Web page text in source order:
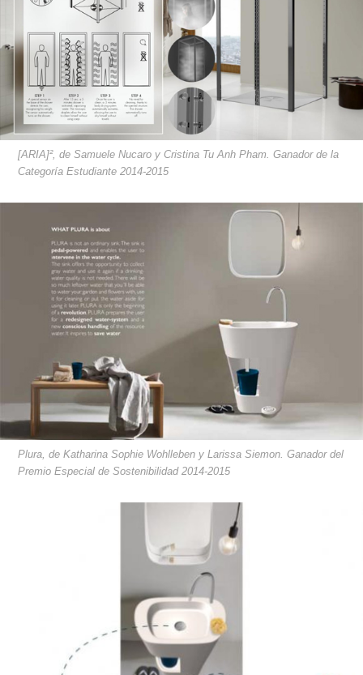
[ARIA]², de Samuele Nucaro y Cristina Tu Anh Pham. Ganador de la
Categoría Estudiante 2014-2015
Plura, de Katharina Sophie Wohlleben y Larissa Siemon. Ganador del
Premio Especial de Sostenibilidad 2014-2015